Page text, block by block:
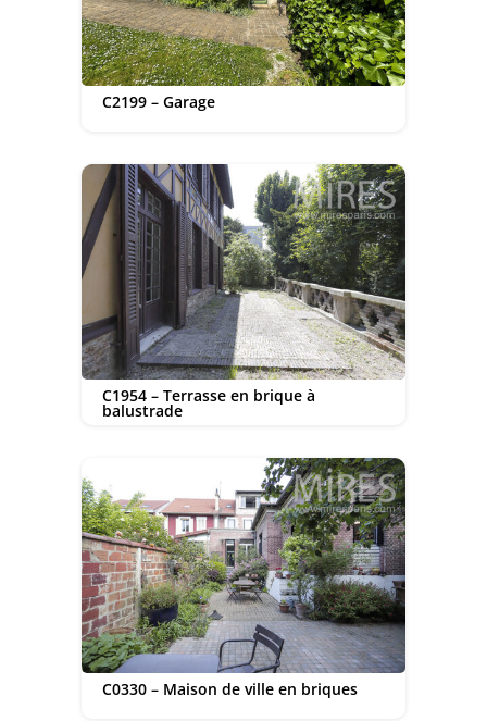
C2199 – Garage
C1954 – Terrasse en brique à
balustrade
C0330 – Maison de ville en briques